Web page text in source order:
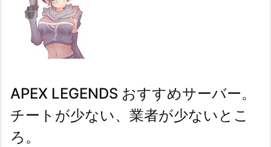
APEX LEGENDS おすすめサーバー。
チートが少ない、業者が少ないとこ
ろ。